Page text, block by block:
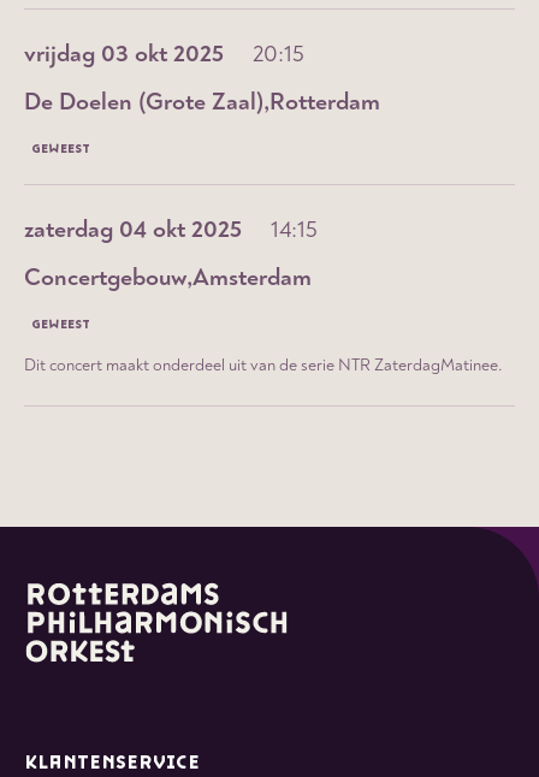
vrijdag 03 okt 2025
20:15
Rotterdam
De Doelen (Grote Zaal)
GEWEEST
zaterdag 04 okt 2025
14:15
Amsterdam
Concertgebouw
GEWEEST
Dit concert maakt onderdeel uit van de serie NTR ZaterdagMatinee.
KLANTENSERVICE